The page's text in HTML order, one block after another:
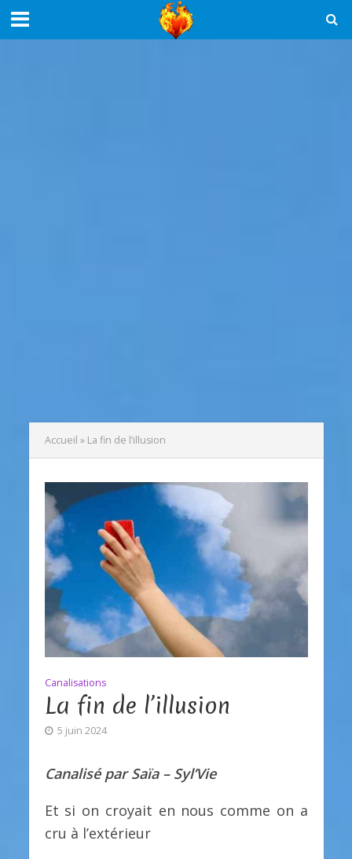
Accueil » La fin de l’illusion
Canalisations
La fin de l’illusion
5 juin 2024
Canalisé par Saïa – Syl’Vie
Et si on croyait en nous comme on a
cru à l’extérieur